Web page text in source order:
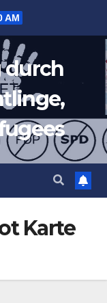
AM
durch
Karte